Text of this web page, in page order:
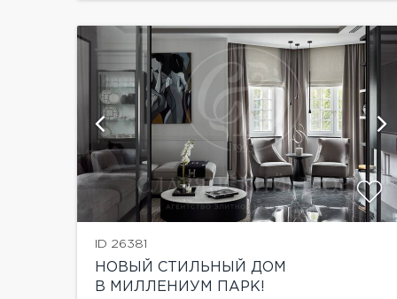
ID 26381
НОВЫЙ СТИЛЬНЫЙ ДОМ
В МИЛЛЕНИУМ ПАРК!
показать ещё 6 фотографий